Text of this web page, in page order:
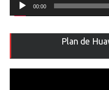
00:00
Plan de